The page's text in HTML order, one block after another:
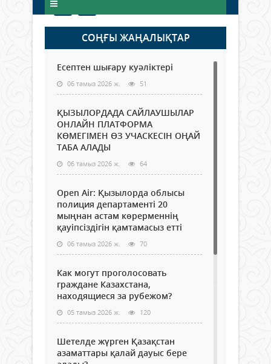
СОҢҒЫ ЖАҢАЛЫҚТАР
Есептен шығару куәліктері
06 тамыз 2026 ж. 51
ҚЫЗЫЛОРДАДА САЙЛАУШЫЛАР
ОНЛАЙН ПЛАТФОРМА
КӨМЕГІМЕН ӨЗ УЧАСКЕСІН ОҢАЙ
ТАБА АЛАДЫ
06 тамыз 2026 ж. 64
Open Air: Қызылорда облысы
полиция департаменті 20
мыңнан астам көрерменнің
қауіпсіздігін қамтамасыз етті
06 тамыз 2026 ж. 70
Как могут проголосовать
граждане Казахстана,
находящиеся за рубежом?
05 тамыз 2026 ж. 120
Шетелде жүрген Қазақстан
азаматтары қалай дауыс бере